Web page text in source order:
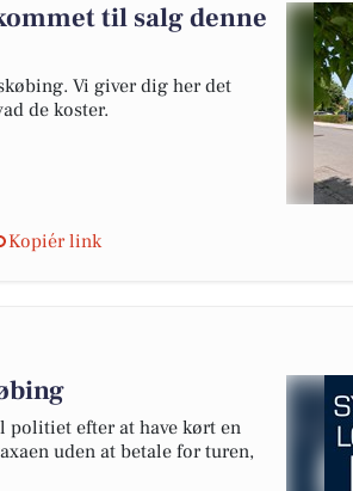
til salg denne
Vi giver dig her det
de koster.
Kopiér link
politiet efter at have kørt en
uden at betale for turen,